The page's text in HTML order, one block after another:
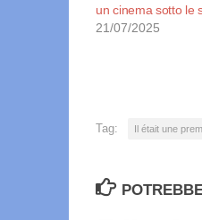
un cinema sotto le
21/07/2025
Tag: Il était une